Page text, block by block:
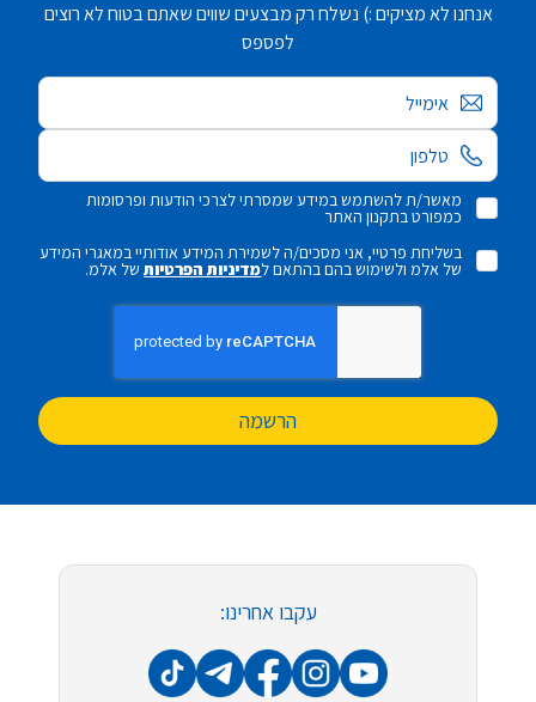
אנחנו לא מציקים :) נשלח רק מבצעים שווים שאתם בטוח לא רוצים
לפספס
אימייל
מאשר/ת להשתמש במידע שמסרתי לצרכי הודעות ופרסומות
כמפורט בתקנון האתר
בשליחת פרטיי, אני מסכים/ה לשמירת המידע אודותיי במאגרי המידע
של אלמ ולשימוש בהם בהתאם למדיניות הפרטיותשל אלמ.
הרשמה
עקבו אחרינו: